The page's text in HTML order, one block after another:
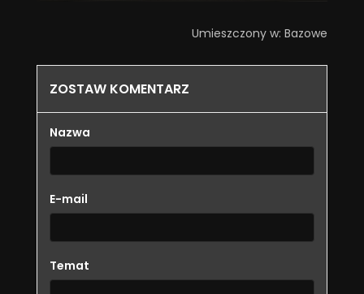
Umieszczony w: Bazowe
ZOSTAW KOMENTARZ
Nazwa
E-mail
Temat